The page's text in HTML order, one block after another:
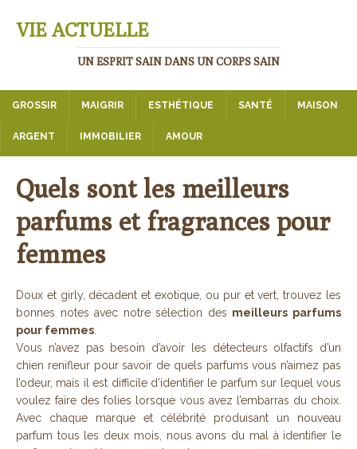
VIE ACTUELLE
UN ESPRIT SAIN DANS UN CORPS SAIN
GROSSIR MAIGRIR ESTHÉTIQUE SANTÉ MAISON
ARGENT IMMOBILIER AMOUR
Quels sont les meilleurs
parfums et fragrances pour
femmes
Doux et girly, décadent et exotique, ou pur et vert, trouvez les
bonnes notes avec notre sélection des meilleurs parfums
pour femmes
Vous n’avez pas besoin d’avoir les détecteurs olfactifs d’un
chien renifleur pour savoir de quels parfums vous n’aimez pas
l’odeur, mais il est difficile d’identifier le parfum sur lequel vous
voulez faire des folies lorsque vous avez l’embarras du choix.
Avec chaque marque et célébrité produisant un nouveau
parfum tous les deux mois, nous avons du mal à identifier le